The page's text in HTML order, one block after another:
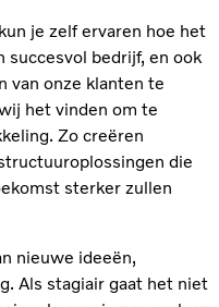
je zelf ervaren hoe het
succesvol bedrijf, en ook
van onze klanten te
het vinden om te
Zo creëren
die
sterker zullen
nieuwe ideeën,
Als stagiair gaat het niet